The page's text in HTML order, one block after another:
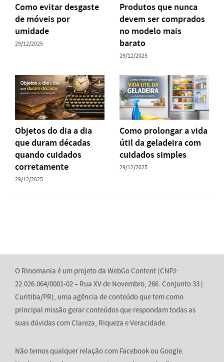
Como evitar desgaste
de móveis por
umidade
29/12/2025
Produtos que nunca
devem ser comprados
no modelo mais
barato
29/12/2025
Objetos do dia a dia
que duram décadas
quando cuidados
corretamente
29/12/2025
Como prolongar a vida
útil da geladeira com
cuidados simples
29/12/2025
O Rinomania é um projeto da WebGo Content (CNPJ:
22.026.064/0001-02 – Rua XV de Novembro, 266. Conjunto 33 |
Curitiba/PR), uma agência de conteúdo que tem como
principal missão gerar conteúdos que respondam todas as
suas dúvidas com Clareza, Riqueza e Veracidade.
Não temos qualquer relação com Facebook ou Google.